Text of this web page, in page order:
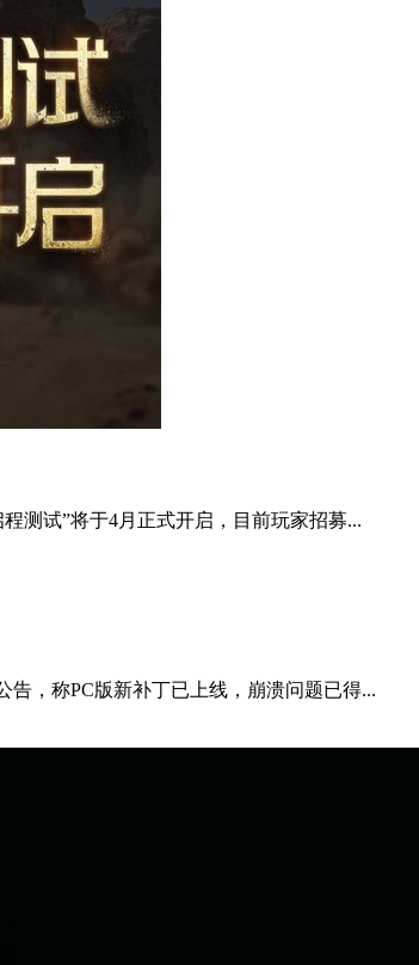
测试”将于4月正式开启，目前玩家招募...
，称PC版新补丁已上线，崩溃问题已得...